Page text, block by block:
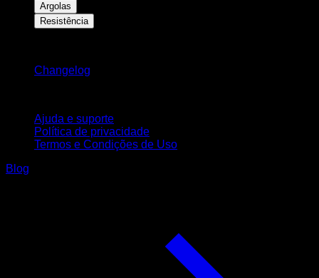
Argolas
Resistência
Changelog
Ajuda e suporte
Política de privacidade
Termos e Condições de Uso
Blog